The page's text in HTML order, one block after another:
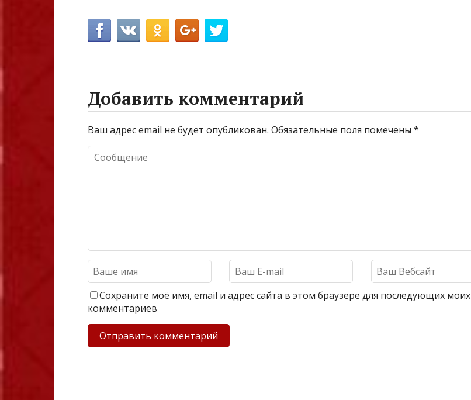
Добавить комментарий
Ваш адрес email не будет опубликован. Обязательные поля помечены *
Сохраните моё имя, email и адрес сайта в этом браузере для последующих моих
комментариев